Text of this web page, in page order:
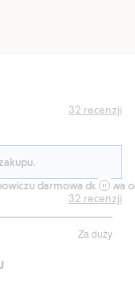
32 recenzji
darmowa dostawa od
Za duży
32 recenzji